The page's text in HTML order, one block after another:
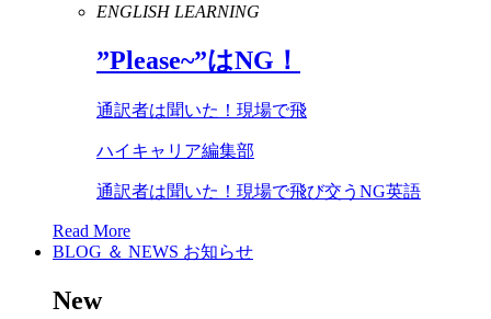
ENGLISH LEARNING
”Please~”はNG ！
通訳者は聞いた！現場で飛
ハイキャリア編集部
通訳者は聞いた！現場で飛び交うNG英語
Read More
BLOG ＆ NEWS お知らせ
New